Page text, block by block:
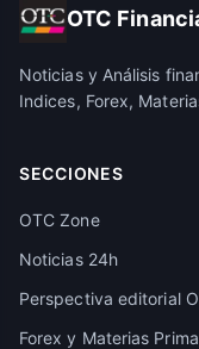
OTC
Noticias y Análisis
Indices, Forex,
SECCIONES
OTC Zone
Noticias 24h
Perspectiva editorial
Forex y Materias